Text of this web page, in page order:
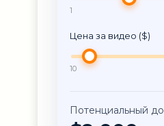
1
Цена за видео ($)
10
Потенциальный